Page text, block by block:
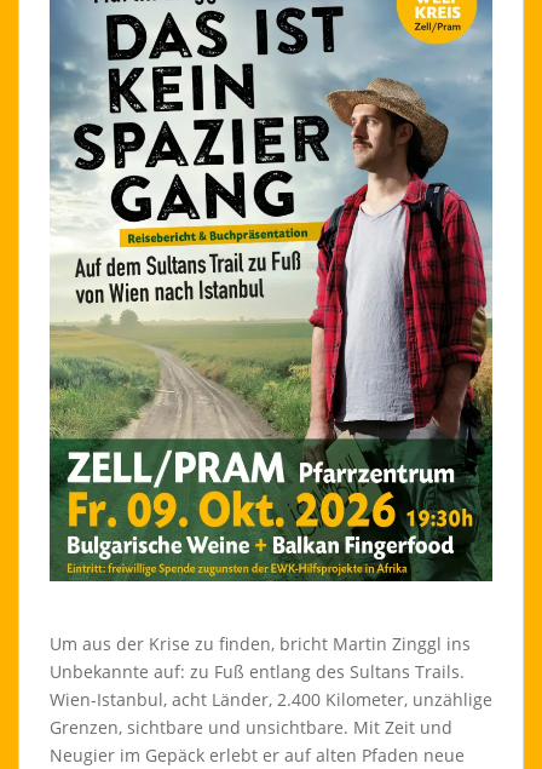
Um aus der Krise zu finden, bricht Martin Zinggl ins
Unbekannte auf: zu Fuß entlang des Sultans Trails.
Wien-Istanbul, acht Länder, 2.400 Kilometer, unzählige
Grenzen, sichtbare und unsichtbare. Mit Zeit und
Neugier im Gepäck erlebt er auf alten Pfaden neue